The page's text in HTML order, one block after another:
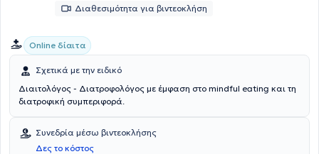
Διαθεσιμότητα για βιντεοκλήση
Online δίαιτα
Σχετικά με την ειδικό
Διαιτολόγος - Διατροφολόγος με έμφαση στο mindful eating και τη
διατροφική συμπεριφορά.
Συνεδρία μέσω βιντεοκλήσης
Δες το κόστος